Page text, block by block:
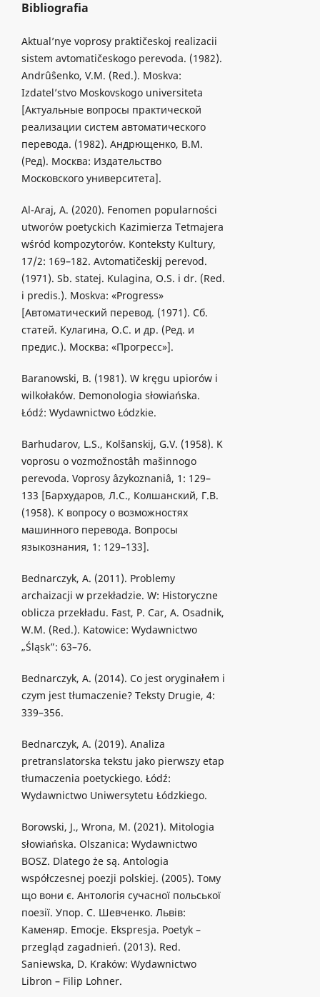
Bibliografia
Aktual’nye voprosy praktičeskoj realizacii
sistem avtomatičeskogo perevoda. (1982).
Andrûŝenko, V.M. (Red.). Moskva:
Izdatel’stvo Moskovskogo universiteta
[Актуальные вопросы практической
реализации систем автоматического
перевода. (1982). Андрющенко, В.М.
(Ред). Москва: Издательство
Московского университета].
Al-Araj, A. (2020). Fenomen popularności
utworów poetyckich Kazimierza Tetmajera
wśród kompozytorów. Konteksty Kultury,
17/2: 169–182. Avtomatičeskij perevod.
(1971). Sb. statej. Kulagina, O.S. i dr. (Red.
i predis.). Moskva: «Progress»
[Автоматический перевод. (1971). Сб.
статей. Кулагина, О.С. и др. (Ред. и
предис.). Москва: «Прогресс»].
Baranowski, B. (1981). W kręgu upiorów i
wilkołaków. Demonologia słowiańska.
Łódź: Wydawnictwo Łódzkie.
Barhudarov, L.S., Kolšanskij, G.V. (1958). K
voprosu o vozmožnostâh mašinnogo
perevoda. Voprosy âzykoznaniâ, 1: 129–
133 [Бархударов, Л.С., Колшанский, Г.В.
(1958). К вопросу о возможностях
машинного перевода. Вопросы
языкознания, 1: 129–133].
Bednarczyk, A. (2011). Problemy
archaizacji w przekładzie. W: Historyczne
oblicza przekładu. Fast, P. Car, A. Osadnik,
W.M. (Red.). Katowice: Wydawnictwo
„Śląsk”: 63–76.
Bednarczyk, A. (2014). Co jest oryginałem i
czym jest tłumaczenie? Teksty Drugie, 4:
339–356.
Bednarczyk, A. (2019). Analiza
pretranslatorska tekstu jako pierwszy etap
tłumaczenia poetyckiego. Łódź:
Wydawnictwo Uniwersytetu Łódzkiego.
Borowski, J., Wrona, M. (2021). Mitologia
słowiańska. Olszanica: Wydawnictwo
BOSZ. Dlatego że są. Antologia
współczesnej poezji polskiej. (2005). Тому
що вони є. Антологія сучасної польської
поезії. Упор. С. Шевченко. Львів:
Каменяр. Emocje. Ekspresja. Poetyk –
przegląd zagadnień. (2013). Red.
Saniewska, D. Kraków: Wydawnictwo
Libron – Filip Lohner.